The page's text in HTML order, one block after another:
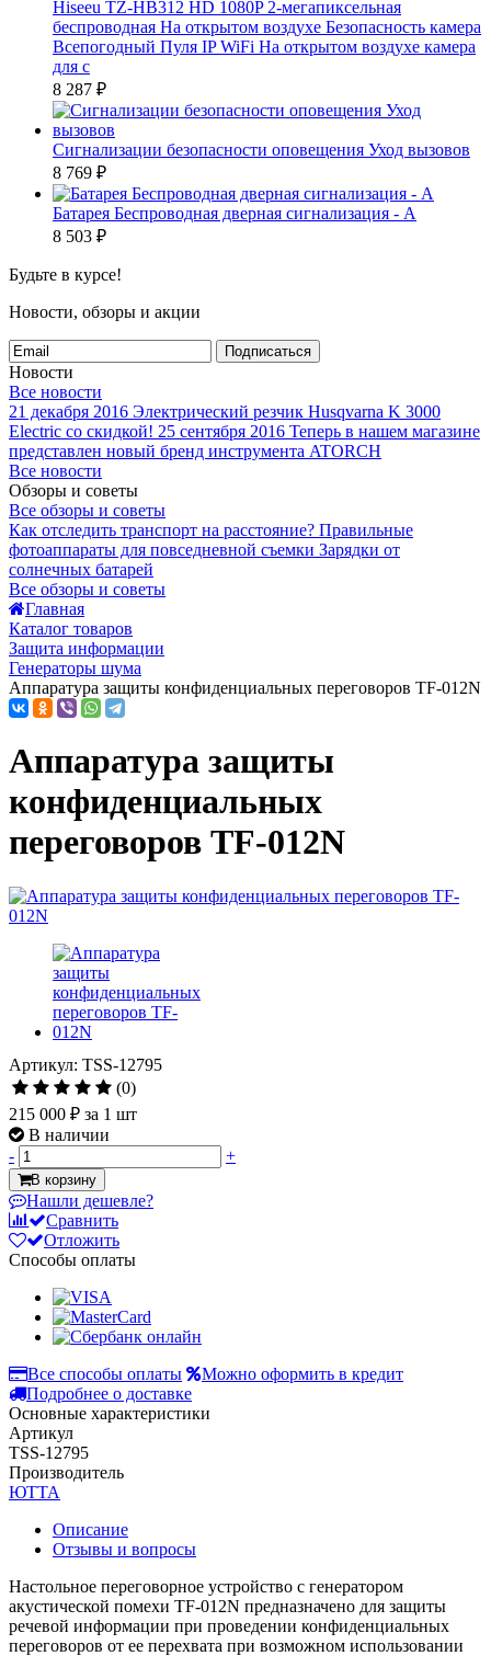
Hiseeu TZ-HB312 HD 1080P 2-мегапиксельная
беспроводная На открытом воздухе Безопасность камера
Всепогодный Пуля IP WiFi На открытом воздухе камера
для с
8 287 ₽
Сигнализации безопасности оповещения Уход вызовов
8 769 ₽
Батарея Беспроводная дверная сигнализация - А
8 503 ₽
Будьте в курсе!
Новости, обзоры и акции
Подписаться
Новости
Все новости
21 декабря 2016 Электрический резчик Husqvarna K 3000
Electric со скидкой! 25 сентября 2016 Теперь в нашем магазине
представлен новый бренд инструмента ATORCH
Все новости
Обзоры и советы
Все обзоры и советы
Как отследить транспорт на расстояние? Правильные
фотоаппараты для повседневной съемки Зарядки от
солнечных батарей
Все обзоры и советы
Главная
Каталог товаров
Защита информации
Генераторы шума
Аппаратура защиты конфиденциальных переговоров ТF-012N
Аппаратура защиты
конфиденциальных
переговоров ТF-012N
Артикул: TSS-12795
(0)
215 000 ₽ за 1 шт
В наличии
-
+
В корзину
Нашли дешевле?
Сравнить
Отложить
Способы оплаты
Все способы оплаты
Можно оформить в кредит
Подробнее о доставке
Основные характеристики
Артикул
TSS-12795
Производитель
ЮТТА
Описание
Отзывы и вопросы
Настольное переговорное устройство с генератором
акустической помехи ТF-012N предназначено для защиты
речевой информации при проведении конфиденциальных
переговоров от ее перехвата при возможном использовании